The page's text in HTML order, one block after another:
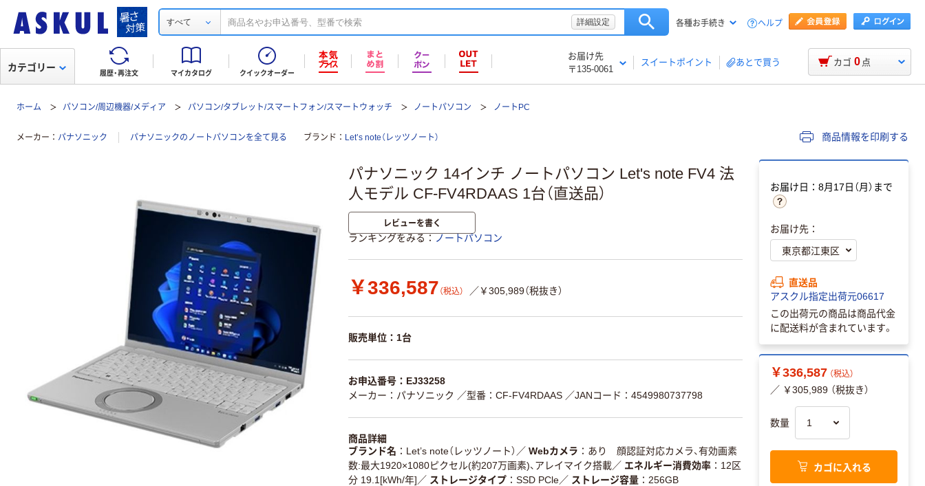
すべて 詳細設定 各種お手続き ヘルプ
履歴・再注文 マイカタログ クイックオーダー
お届け先
〒135-0061
スイートポイント あとで買う
カテゴリー カゴ 0 点
ホーム パソコン/周辺機器/メディア パソコン/タブレット/スマートフォン/スマートウォッチ ノートパソコン ノートPC
メーカー パナソニック パナソニックのノートパソコンを全て見る ブランド Let’s note（レッツノート） 商品情報を印刷する
パナソニック 14インチ ノートパソコン Let's note FV4 法
人モデル CF-FV4RDAAS 1台（直送品）
レビューを書く
ランキングをみる ノートパソコン
￥336,587 （税込） ／￥305,989（税抜き）
販売単位：1台
お申込番号：EJ33258
メーカー：パナソニック ／型番：CF-FV4RDAAS ／JANコード：4549980737798
商品詳細
ブランド名
Let’s note（レッツノート） ／ Webカメラ
あり 顔認証対応カメラ、有効画素
数:最大1920×1080ピクセル(約207万画素)、アレイマイク搭載／ エネルギー消費効率
12区
分 19.1[kWh/年] ／ ストレージタイプ SSD PCle／ ストレージ容量
256GB
お届け日：8月17日（月）まで
お届け先：
直送品
アスクル指定出荷元06617
この出荷元の商品は商品代金
に配送料が含まれています。
￥336,587 （税込）
／ ￥305,989 （税抜き）
数量
カゴに入れる